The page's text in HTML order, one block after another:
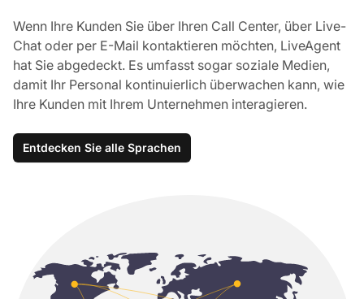
Wenn Ihre Kunden Sie über Ihren Call Center, über Live-
Chat oder per E-Mail kontaktieren möchten, LiveAgent
hat Sie abgedeckt. Es umfasst sogar soziale Medien,
damit Ihr Personal kontinuierlich überwachen kann, wie
Ihre Kunden mit Ihrem Unternehmen interagieren.
Entdecken Sie alle Sprachen